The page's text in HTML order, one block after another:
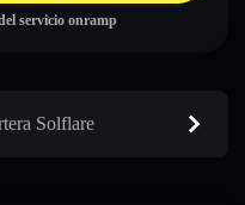
servicio onramp
Solflare